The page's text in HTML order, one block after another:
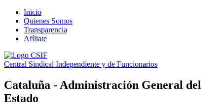
Inicio
Quienes Somos
Transparencia
Afíliate
Central Sindical Independiente y de Funcionarios
Cataluña - Administración General del
Estado